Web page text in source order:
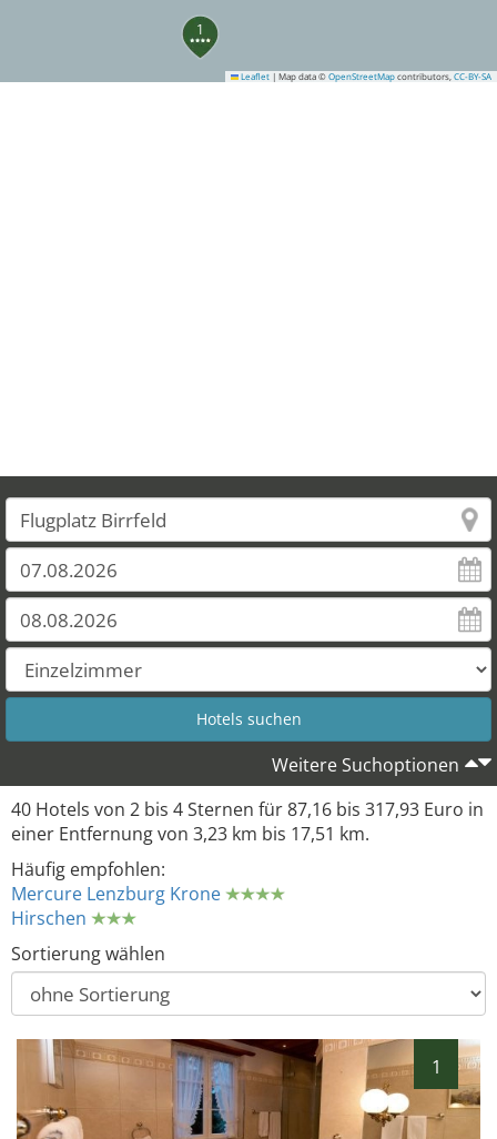
1
Leaflet | Map data © OpenStreetMap contributors, CC-BY-SA
Weitere Suchoptionen
40 Hotels von 2 bis 4 Sternen für 87,16 bis 317,93 Euro in
einer Entfernung von 3,23 km bis 17,51 km.
Häufig empfohlen:
Mercure Lenzburg Krone
Hirschen
Sortierung wählen
1